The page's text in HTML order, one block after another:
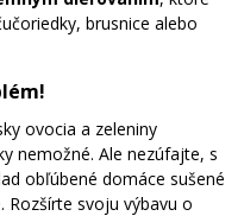
brusnice alebo
ovocia a zeleniny
nemožné. Ale nezúfajte, s
obľúbené domáce sušené
Rozšírte svoju výbavu o